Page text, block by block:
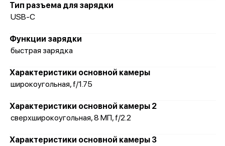
Тип разъема для зарядки
USB-C
Функции зарядки
быстрая зарядка
Характеристики основной камеры
широкоугольная, f/1.75
Характеристики основной камеры 2
сверхширокоугольная, 8 МП, f/2.2
Характеристики основной камеры 3